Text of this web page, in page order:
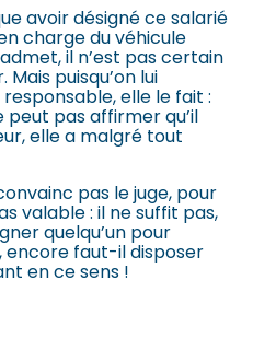
avoir désigné ce salarié
charge du véhicule
il n’est pas certain
puisqu’on lui
elle le fait :
pas affirmer qu’il
elle a malgré tout
pas le juge, pour
valable : il ne suffit pas,
quelqu’un pour
encore faut-il disposer
en ce sens !